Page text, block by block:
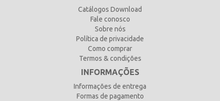
Catálogos Download
Fale conosco
Sobre nós
Política de privacidade
Como comprar
Termos & condições
INFORMAÇÕES
Informações de entrega
Formas de pagamento